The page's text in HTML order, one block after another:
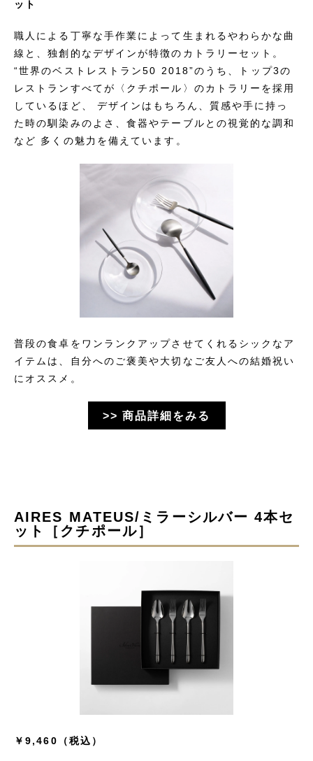
ット
職人による丁寧な手作業によって生まれるやわらかな曲
線と、独創的なデザインが特徴のカトラリーセット。
“世界のベストレストラン50 2018”のうち、トップ3の
レストランすべてが〈クチポール〉のカトラリーを採用
しているほど、 デザインはもちろん、質感や手に持っ
た時の馴染みのよさ、食器やテーブルとの視覚的な調和
など 多くの魅力を備えています。
普段の食卓をワンランクアップさせてくれるシックなア
イテムは、自分へのご褒美や大切なご友人への結婚祝い
にオススメ。
>> 商品詳細をみる
AIRES MATEUS/ミラーシルバー 4本セ
ット［クチポール］
￥9,460（税込）